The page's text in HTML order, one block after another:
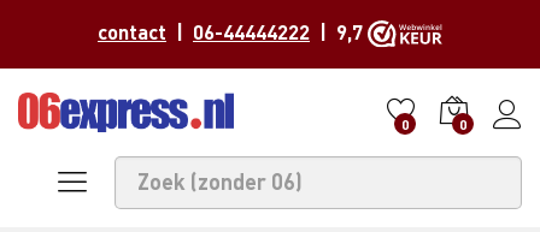
contact 06-44444222 | 9,7
0 0